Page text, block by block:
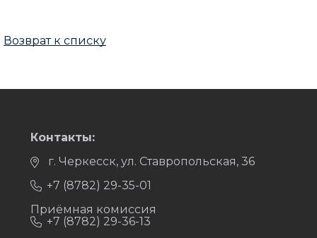
Возврат к списку
Контакты:
г. Черкесск, ул. Ставропольская, 36
+7 (8782) 29-35-01
Приёмная комиссия
+7 (8782) 29-36-13